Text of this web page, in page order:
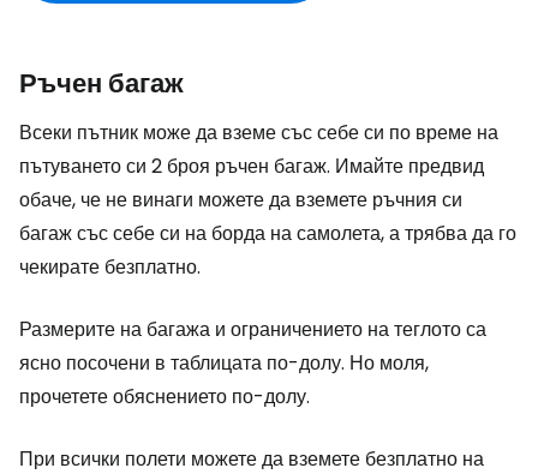
Ръчен багаж
Всеки пътник може да вземе със себе си по време на
пътуването си 2 броя ръчен багаж. Имайте предвид
обаче, че не винаги можете да вземете ръчния си
багаж със себе си на борда на самолета, а трябва да го
чекирате безплатно.
Размерите на багажа и ограничението на теглото са
ясно посочени в таблицата по-долу. Но моля,
прочетете обяснението по-долу.
При всички полети можете да вземете безплатно на